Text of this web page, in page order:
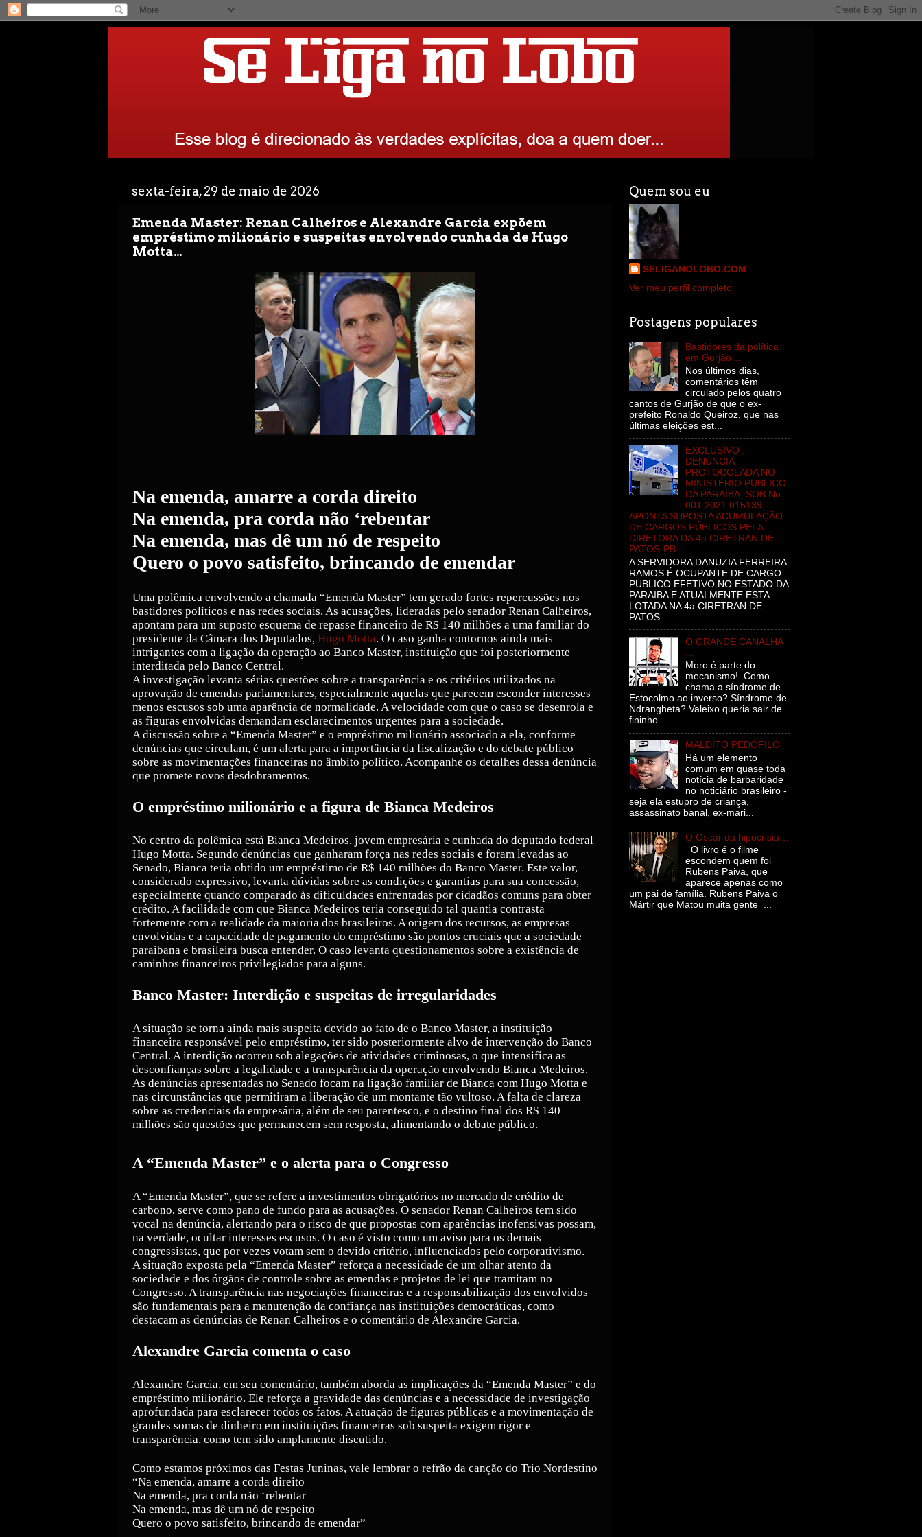
sexta-feira, 29 de maio de 2026
Emenda Master: Renan Calheiros e Alexandre Garcia expõem
empréstimo milionário e suspeitas envolvendo cunhada de Hugo
Motta…
Na emenda, amarre a corda direito
Na emenda, pra corda não ‘rebentar
Na emenda, mas dê um nó de respeito
Quero o povo satisfeito, brincando de emendar
Uma polêmica envolvendo a chamada “Emenda Master” tem gerado fortes repercussões nos
bastidores políticos e nas redes sociais. As acusações, lideradas pelo senador Renan Calheiros,
apontam para um suposto esquema de repasse financeiro de R$ 140 milhões a uma familiar do
presidente da Câmara dos Deputados, Hugo Motta. O caso ganha contornos ainda mais
intrigantes com a ligação da operação ao Banco Master, instituição que foi posteriormente
interditada pelo Banco Central.
A investigação levanta sérias questões sobre a transparência e os critérios utilizados na
aprovação de emendas parlamentares, especialmente aquelas que parecem esconder interesses
menos escusos sob uma aparência de normalidade. A velocidade com que o caso se desenrola e
as figuras envolvidas demandam esclarecimentos urgentes para a sociedade.
A discussão sobre a “Emenda Master” e o empréstimo milionário associado a ela, conforme
denúncias que circulam, é um alerta para a importância da fiscalização e do debate público
sobre as movimentações financeiras no âmbito político. Acompanhe os detalhes dessa denúncia
que promete novos desdobramentos.
O empréstimo milionário e a figura de Bianca Medeiros
No centro da polêmica está Bianca Medeiros, jovem empresária e cunhada do deputado federal
Hugo Motta. Segundo denúncias que ganharam força nas redes sociais e foram levadas ao
Senado, Bianca teria obtido um empréstimo de R$ 140 milhões do Banco Master. Este valor,
considerado expressivo, levanta dúvidas sobre as condições e garantias para sua concessão,
especialmente quando comparado às dificuldades enfrentadas por cidadãos comuns para obter
crédito. A facilidade com que Bianca Medeiros teria conseguido tal quantia contrasta
fortemente com a realidade da maioria dos brasileiros. A origem dos recursos, as empresas
envolvidas e a capacidade de pagamento do empréstimo são pontos cruciais que a sociedade
paraibana e brasileira busca entender. O caso levanta questionamentos sobre a existência de
caminhos financeiros privilegiados para alguns.
Banco Master: Interdição e suspeitas de irregularidades
A situação se torna ainda mais suspeita devido ao fato de o Banco Master, a instituição
financeira responsável pelo empréstimo, ter sido posteriormente alvo de intervenção do Banco
Central. A interdição ocorreu sob alegações de atividades criminosas, o que intensifica as
desconfianças sobre a legalidade e a transparência da operação envolvendo Bianca Medeiros.
As denúncias apresentadas no Senado focam na ligação familiar de Bianca com Hugo Motta e
nas circunstâncias que permitiram a liberação de um montante tão vultoso. A falta de clareza
sobre as credenciais da empresária, além de seu parentesco, e o destino final dos R$ 140
milhões são questões que permanecem sem resposta, alimentando o debate público.
A “Emenda Master” e o alerta para o Congresso
A “Emenda Master”, que se refere a investimentos obrigatórios no mercado de crédito de
carbono, serve como pano de fundo para as acusações. O senador Renan Calheiros tem sido
vocal na denúncia, alertando para o risco de que propostas com aparências inofensivas possam,
na verdade, ocultar interesses escusos. O caso é visto como um aviso para os demais
congressistas, que por vezes votam sem o devido critério, influenciados pelo corporativismo.
A situação exposta pela “Emenda Master” reforça a necessidade de um olhar atento da
sociedade e dos órgãos de controle sobre as emendas e projetos de lei que tramitam no
Congresso. A transparência nas negociações financeiras e a responsabilização dos envolvidos
são fundamentais para a manutenção da confiança nas instituições democráticas, como
destacam as denúncias de Renan Calheiros e o comentário de Alexandre Garcia.
Alexandre Garcia comenta o caso
Alexandre Garcia, em seu comentário, também aborda as implicações da “Emenda Master” e do
empréstimo milionário. Ele reforça a gravidade das denúncias e a necessidade de investigação
aprofundada para esclarecer todos os fatos. A atuação de figuras públicas e a movimentação de
grandes somas de dinheiro em instituições financeiras sob suspeita exigem rigor e
transparência, como tem sido amplamente discutido.
Como estamos próximos das Festas Juninas, vale lembrar o refrão da canção do Trio Nordestino
“Na emenda, amarre a corda direito
Na emenda, pra corda não ‘rebentar
Na emenda, mas dê um nó de respeito
Quero o povo satisfeito, brincando de emendar”
Quem sou eu
SELIGANOLOBO.COM
Ver meu perfil completo
Postagens populares
Bastidores da política
em Gurjão…
Nos últimos dias,
comentários têm
circulado pelos quatro
cantos de Gurjão de que o ex-
prefeito Ronaldo Queiroz, que nas
últimas eleições est...
EXCLUSIVO :
DENUNCIA
PROTOCOLADA NO
MINISTÉRIO PUBLICO
DA PARAÍBA, SOB No
001.2021.015139,
APONTA SUPOSTA ACUMULAÇÃO
DE CARGOS PÚBLICOS PELA
DIRETORA DA 4a CIRETRAN DE
PATOS-PB.
A SERVIDORA DANUZIA FERREIRA
RAMOS É OCUPANTE DE CARGO
PUBLICO EFETIVO NO ESTADO DA
PARAIBA E ATUALMENTE ESTA
LOTADA NA 4a CIRETRAN DE
PATOS...
O GRANDE CANALHA
Moro é parte do
mecanismo! Como
chama a síndrome de
Estocolmo ao inverso? Síndrome de
Ndrangheta? Valeixo queria sair de
fininho ...
MALDITO PEDÓFILO
Há um elemento
comum em quase toda
notícia de barbaridade
no noticiário brasileiro -
seja ela estupro de criança,
assassinato banal, ex-mari...
O Oscar da hipocrisia…
O livro é o filme
escondem quem foi
Rubens Paiva, que
aparece apenas como
um pai de família. Rubens Paiva o
Mártir que Matou muita gente ...